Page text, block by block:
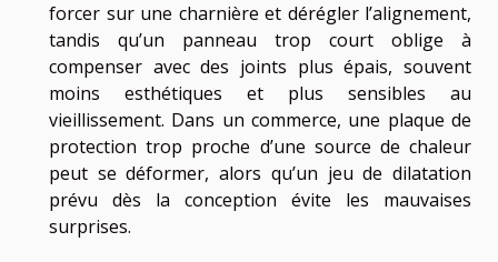
forcer sur une charnière et dérégler l’alignement,
tandis qu’un panneau trop court oblige à
compenser avec des joints plus épais, souvent
moins esthétiques et plus sensibles au
vieillissement. Dans un commerce, une plaque de
protection trop proche d’une source de chaleur
peut se déformer, alors qu’un jeu de dilatation
prévu dès la conception évite les mauvaises
surprises.